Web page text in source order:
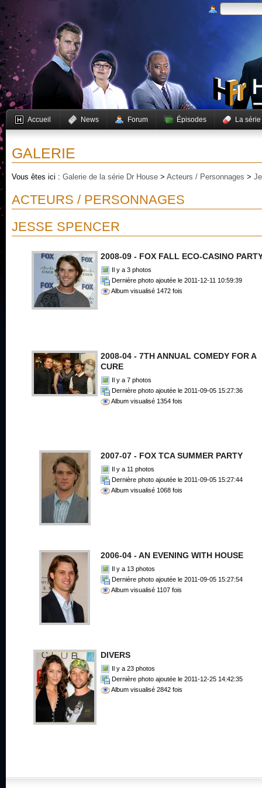
Accueil News Forum Épisodes La série
GALERIE
Vous êtes ici : Galerie de la série Dr House > Acteurs / Personnages >
ACTEURS / PERSONNAGES
JESSE SPENCER
2008-09 - FOX FALL ECO-CASINO
Il y a 3 photos
Dernière photo ajoutée le 2011-12-11 10:59:39
Album visualisé 1472 fois
2008-04 - 7TH ANNUAL COMEDY FOR A
CURE
Il y a 7 photos
Dernière photo ajoutée le 2011-09-05 15:27:36
Album visualisé 1354 fois
2007-07 - FOX TCA SUMMER PARTY
Il y a 11 photos
Dernière photo ajoutée le 2011-09-05 15:27:44
Album visualisé 1068 fois
2006-04 - AN EVENING WITH HOUSE
Il y a 13 photos
Dernière photo ajoutée le 2011-09-05 15:27:54
Album visualisé 1107 fois
DIVERS
Il y a 23 photos
Dernière photo ajoutée le 2011-12-25 14:42:35
Album visualisé 2842 fois